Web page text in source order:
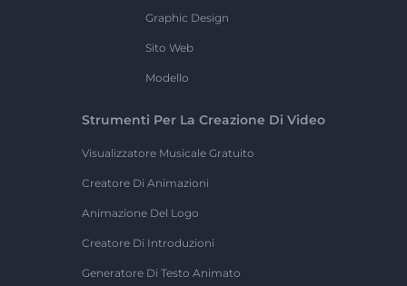
Graphic Design
Sito Web
Modello
Strumenti Per La Creazione Di Video
Visualizzatore Musicale Gratuito
Creatore Di Animazioni
Animazione Del Logo
Creatore Di Introduzioni
Generatore Di Testo Animato